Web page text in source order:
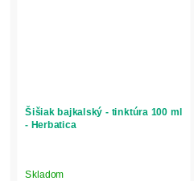
Šišiak bajkalský - tinktúra 100 ml
- Herbatica
Skladom